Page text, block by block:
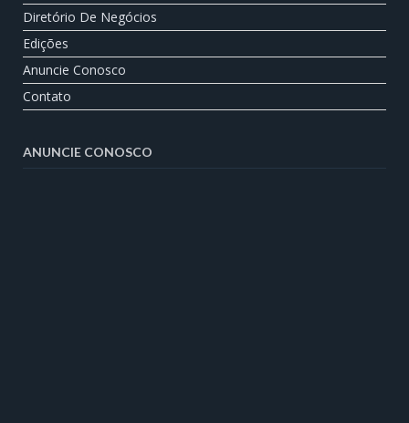
Diretório De Negócios
Edições
Anuncie Conosco
Contato
ANUNCIE CONOSCO